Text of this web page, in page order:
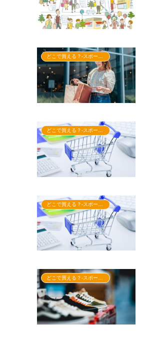
どこで買える？-スポーツ用品